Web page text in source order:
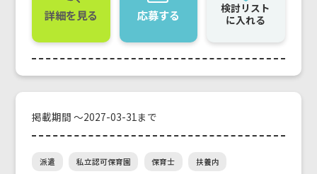
詳細を見る 応募する
検討リスト
に入れる
掲載期間 ～2027-03-31まで
派遣 私立認可保育園 保育士 扶養内